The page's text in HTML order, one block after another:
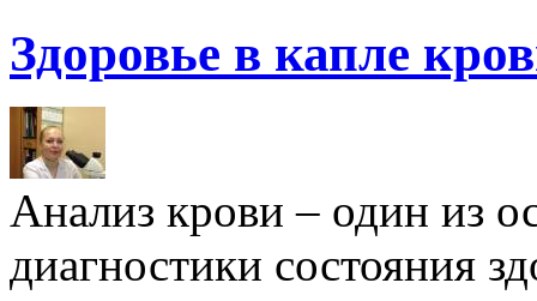
Здоровье в капле
Анализ крови – один из
диагностики состояния